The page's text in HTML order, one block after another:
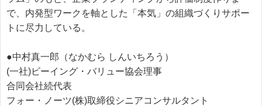
で、内発型ワークを軸とした「本気」の組織づくりサポー
トに尽力している。
●中村真一郎（なかむら しんいちろう）
(一社)ビーイング・バリュー協会理事
合同会社続代表
フォー・ノーツ(株)取締役シニアコンサルタント